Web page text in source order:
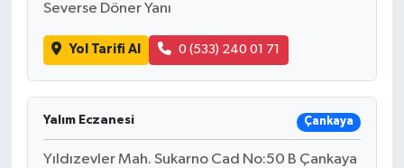
Severse Döner Yanı
Yol Tarifi Al 0 (533) 240 01 71
Yalım Eczanesi Çankaya
Yıldızevler Mah. Sukarno Cad No:50 B Çankaya